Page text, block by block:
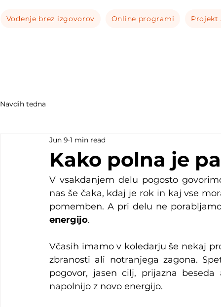
Vodenje brez izgovorov Online programi Projekt
Navdih tedna
Kako polna je
Jun 9 1 min read
V vsakdanjem delu pogosto
nas še čaka, kdaj je rok in kaj vse
pomemben. A pri delu ne
energijo.
Včasih imamo v koledarju še nekaj
zbranosti ali notranjega zagona.
pogovor, jasen cilj, prijazna
napolnijo z novo energijo.